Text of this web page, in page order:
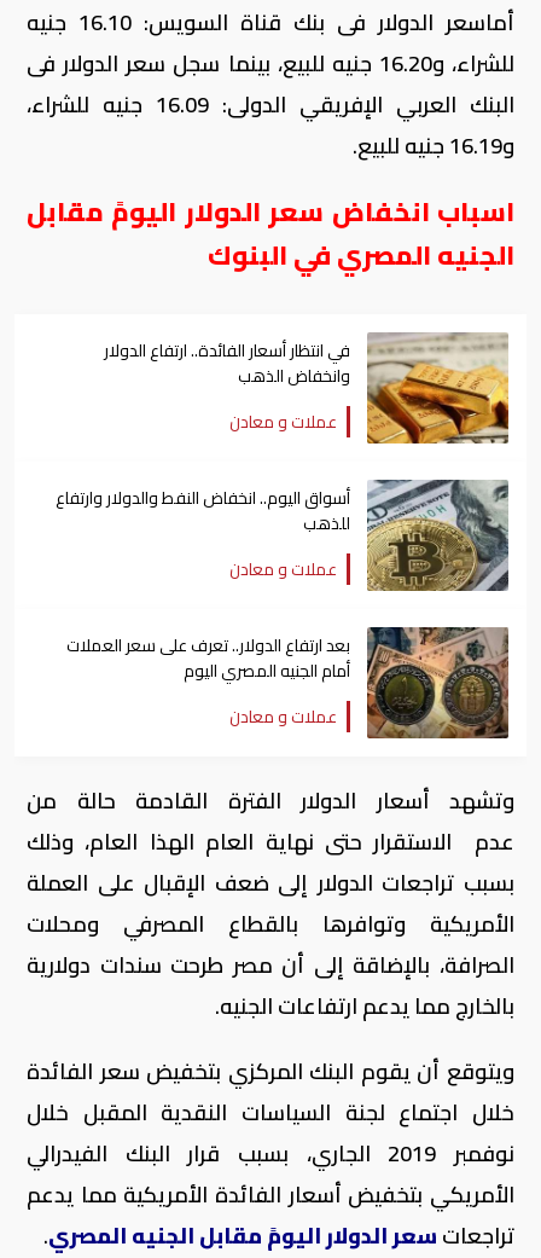
أماسعر الدولار فى بنك قناة السويس: 16.10 جنيه
للشراء، و16.20 جنيه للبيع، بينما سجل سعر الدولار فى
البنك العربي الإفريقي الدولى: 16.09 جنيه للشراء،
و16.19 جنيه للبيع.
اسباب انخفاض سعر الدولار اليومً مقابل
الجنيه المصري في البنوك
في انتظار أسعار الفائدة.. ارتفاع الدولار
وانخفاض الذهب
عملات و معادن
أسواق اليوم.. انخفاض النفط والدولار وارتفاع
للذهب
عملات و معادن
بعد ارتفاع الدولار.. تعرف على سعر العملات
أمام الجنيه المصري اليوم
عملات و معادن
وتشهد أسعار الدولار الفترة القادمة حالة من
عدم الاستقرار حتى نهاية العام الهذا العام، وذلك
بسبب تراجعات الدولار إلى ضعف الإقبال على العملة
الأمريكية وتوافرها بالقطاع المصرفي ومحلات
الصرافة، بالإضاقة إلى أن مصر طرحت سندات دولارية
بالخارج مما يدعم ارتفاعات الجنيه.
ويتوقع أن يقوم البنك المركزي بتخفيض سعر الفائدة
خلال اجتماع لجنة السياسات النقدية المقبل خلال
نوفمبر 2019 الجاري، بسبب قرار البنك الفيدرالي
الأمريكي بتخفيض أسعار الفائدة الأمريكية مما يدعم
تراجعاتسعر الدولار اليومً مقابل الجنيه المصري.